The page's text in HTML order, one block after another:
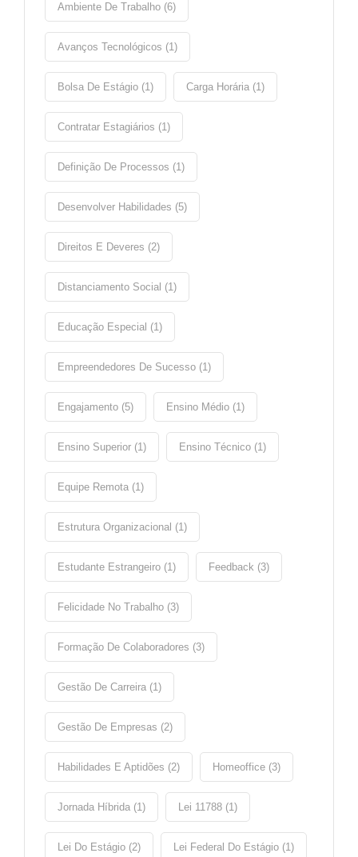
Ambiente De Trabalho (6)
Avanços Tecnológicos (1)
Bolsa De Estágio (1) Carga Horária (1)
Contratar Estagiários (1)
Definição De Processos (1)
Desenvolver Habilidades (5)
Direitos E Deveres (2)
Distanciamento Social (1)
Educação Especial (1)
Empreendedores De Sucesso (1)
Engajamento (5) Ensino Médio (1)
Ensino Superior (1) Ensino Técnico (1)
Equipe Remota (1)
Estrutura Organizacional (1)
Estudante Estrangeiro (1) Feedback (3)
Felicidade No Trabalho (3)
Formação De Colaboradores (3)
Gestão De Carreira (1)
Gestão De Empresas (2)
Habilidades E Aptidões (2) Homeoffice (3)
Jornada Híbrida (1) Lei 11788 (1)
Lei Do Estágio (2) Lei Federal Do Estágio (1)